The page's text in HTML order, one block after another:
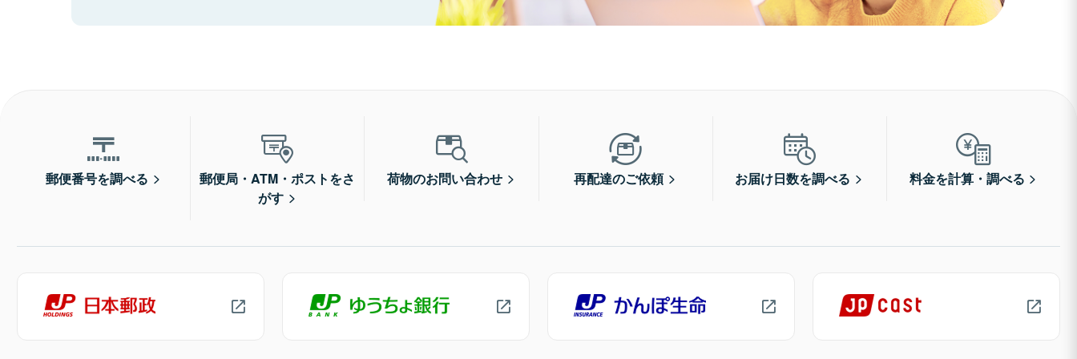
郵便番号を調べる
郵便局・ATM・ポストをさ
がす
荷物のお問い合わせ 再配達のご依頼 お届け日数を調べる 料金を計算・調べる